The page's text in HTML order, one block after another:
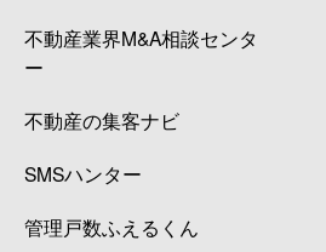
不動産業界M&A相談センタ
ー
不動産の集客ナビ
SMSハンター
管理戸数ふえるくん